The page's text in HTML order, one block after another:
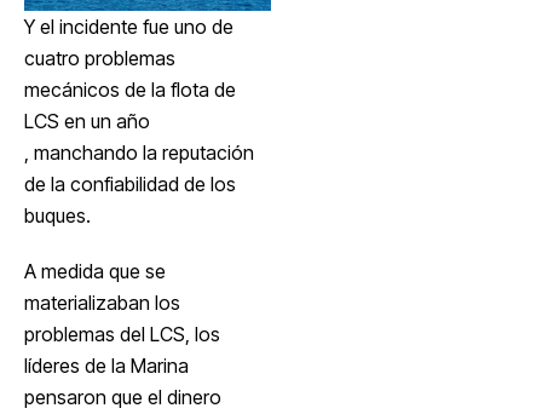
Y el incidente fue uno de
cuatro problemas
mecánicos de la flota de
LCS en un año
, manchando la reputación
de la confiabilidad de los
buques.
A medida que se
materializaban los
problemas del LCS, los
líderes de la Marina
pensaron que el dinero